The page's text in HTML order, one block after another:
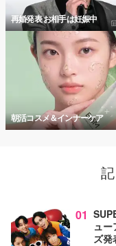
再婚発表 お相手は妊娠中
朝活コスメ＆インナーケア
01
ュ
ズ発